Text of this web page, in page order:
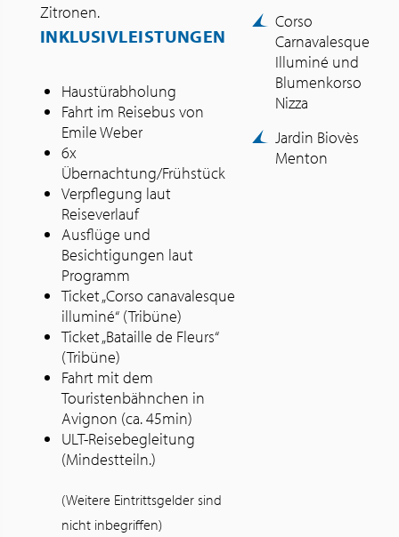
Zitronen.
INKLUSIVLEISTUNGEN
Haustürabholung
Fahrt im Reisebus von
Emile Weber
6x
Übernachtung/Frühstück
Verpflegung laut
Reiseverlauf
Ausflüge und
Besichtigungen laut
Programm
Ticket „Corso canavalesque
illuminé“ (Tribüne)
Ticket „Bataille de Fleurs“
(Tribüne)
Fahrt mit dem
Touristenbähnchen in
Avignon (ca. 45min)
ULT-Reisebegleitung
(Mindestteiln.)
(Weitere Eintrittsgelder sind
nicht inbegriffen)
Corso
Carnavalesque
Illuminé und
Blumenkorso
Nizza
Jardin Biovès
Menton